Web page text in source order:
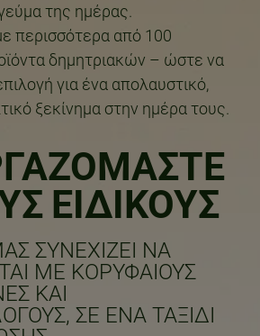
της ημέρας.
περισσότερα από 100
δημητριακών – ώστε να
για ένα απολαυστικό,
ξεκίνημα στην ημέρα τους.
ΕΙΔΙΚΟΥΣ
ΣΥΝΕΧΊΖΕΙ ΝΑ
ΜΕ ΚΟΡΥΦΑΊΟΥΣ
ΚΑΙ
ΣΕ ΈΝΑ ΤΑΞΊΔΙ